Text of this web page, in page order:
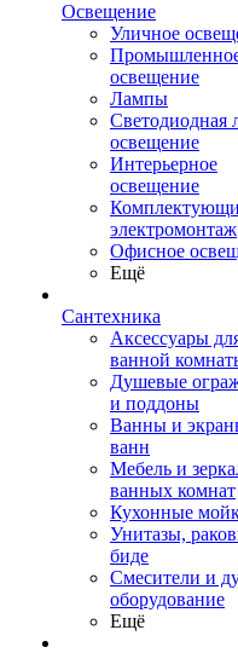
Освещение
Уличное
освещение
Лампы
Светодиодная
освещение
Интерьерное
освещение
электромонтаж
Офисное
Ещё
Сантехника
Аксессуары
ванной
Душевые
и поддоны
Ванны и
ванн
Мебель и
ванных комнат
Кухонные
Унитазы,
биде
Смесители и
оборудование
Ещё